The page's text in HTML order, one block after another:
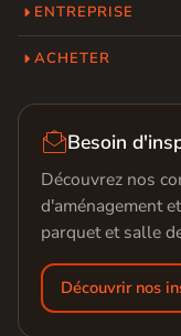
ENTREPRISE
ACHETER
Besoin
Découvrez nos
d'aménagement
parquet et salle
Découvrir nos